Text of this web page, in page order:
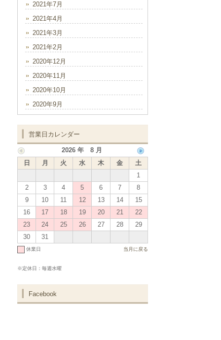
2021年7月
2021年4月
2021年3月
2021年2月
2020年12月
2020年11月
2020年10月
2020年9月
営業日カレンダー
2026 年 8 月
日
月 火 水 木 金
土
1
2
3 4 5 6 7
8
9
10 11 12 13 14
15
16
17 18 19 20 21
22
23
24 25 26 27 28
29
30
31
休業日 当月に戻る
※定休日：毎週水曜
Facebook